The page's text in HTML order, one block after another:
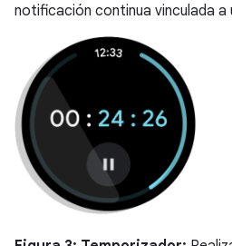
notificación continua vinculada a